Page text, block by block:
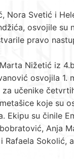
Nora Svetić i
osvojile su
pravo
Nižetić iz
osvojila 1.
učenike
koje su
Ekipu su činile
Anja
Rafaela Sokolić,